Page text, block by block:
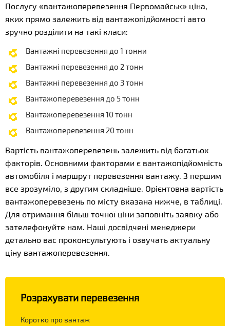
Послугу «вантажоперевезення Первомайськ» ціна,
яких прямо залежить від вантажопідйомності авто
зручно розділити на такі класи:
Вантажні перевезення до 1 тонни
Вантажні перевезення до 2 тонн
Вантажні перевезення до 3 тонн
Вантажоперевезення до 5 тонн
Вантажоперевезення 10 тонн
Вантажоперевезення 20 тонн
Вартість вантажоперевезень залежить від багатьох
факторів. Основними факторами є вантажопідйомність
автомобіля і маршрут перевезення вантажу. З першим
все зрозуміло, з другим складніше. Орієнтовна вартість
вантажоперевезень по місту вказана нижче, в таблиці.
Для отримання більш точної ціни заповніть заявку або
зателефонуйте нам. Наші досвідчені менеджери
детально вас проконсультують і озвучать актуальну
ціну вантажоперевезення.
Розрахувати перевезення
Коротко про вантаж